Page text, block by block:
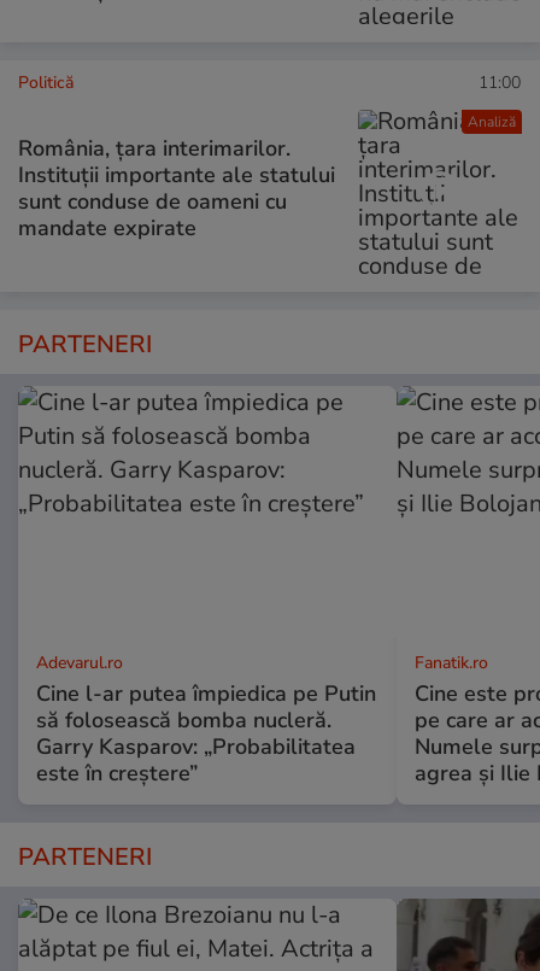
Analiză
Politică 11:00
România, țara interimarilor.
Instituții importante ale statului
sunt conduse de oameni cu
mandate expirate
PARTENERI
Adevarul.ro
Cine l-ar putea împiedica pe Putin
să folosească bomba nucleră.
Garry Kasparov: „Probabilitatea
este în creștere”
Fanatik.ro
Cine este
pe care ar
Numele
agrea și Ilie
PARTENERI